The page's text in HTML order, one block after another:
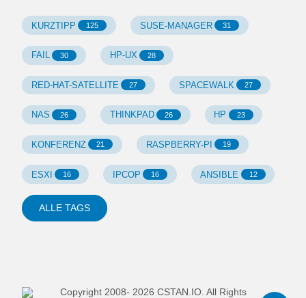
KURZTIPP 125 SUSE-MANAGER 31
FAIL 30 HP-UX 28
RED-HAT-SATELLITE 27 SPACEWALK 27
NAS 26 THINKPAD 26 HP 23
KONFERENZ 21 RASPBERRY-PI 19
ESXI 16 IPCOP 16 ANSIBLE 12
ALLE TAGS
Copyright 2008- 2026 CSTAN.IO. All Rights